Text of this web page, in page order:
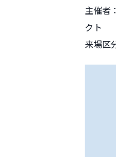
主催者
クト
来場区